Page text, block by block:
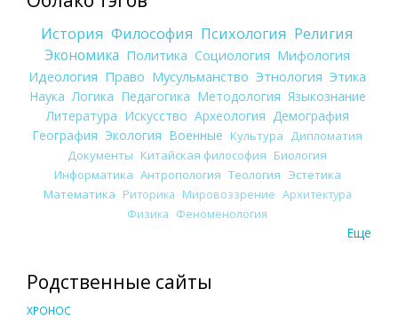
История Философия Психология Религия
Экономика Политика Социология Мифология
Идеология Право Мусульманство Этнология Этика
Наука Логика Педагогика Методология Языкознание
Литература Искусство Археология Демография
География Экология Военные Культура
Дипломатия
Документы Китайская философия Биология
Информатика Антропология Теология Эстетика
Математика Риторика Мировоззрение Архитектура
Физика Феноменология
Еще
Родственные сайты
ХРОНОС